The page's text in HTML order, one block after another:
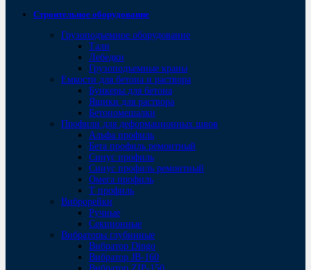
Строительное оборудование
Грузоподъемное оборудование
Тали
Лебедки
Грузоподъемные краны
Емкости для бетона и раствора
Бункеры для бетона
Ящики для раствора
Бетономешалки
Профили для деформационных швов
Альфа профиль
Бета профиль ремонтный
Синус профиль
Синус профиль ремонтный
Омега профиль
Т профиль
Виброрейки
Ручные
Секционные
Вибраторы глубинные
Вибратор Dingo
Вибратор JB-160